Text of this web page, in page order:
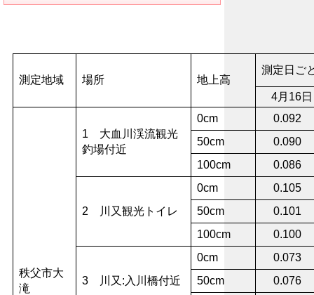
測定地域 場所 地上高
測定日ご
4月16日
秩父市大
滝
1 大血川渓流観光
釣場付近
0cm
0.092
50cm
0.090
100cm
0.086
2 川又観光トイレ
0cm
0.105
50cm
0.101
100cm
0.100
3 川又:入川橋付近
0cm
0.073
50cm
0.076